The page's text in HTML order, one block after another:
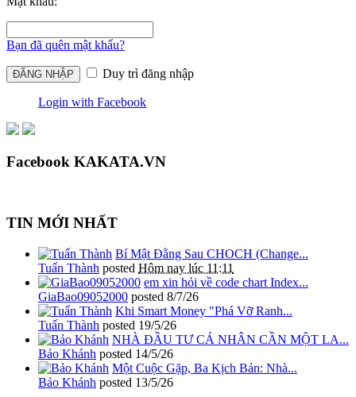
Bạn đã quên mật khẩu?
Duy trì đăng nhập
Login with Facebook
Facebook KAKATA.VN
TIN MỚI NHẤT
Bí Mật Đằng Sau CHOCH (Change...
Tuấn Thành posted Hôm nay lúc 11:11
em xin hỏi về code chart Index...
GiaBao09052000 posted 8/7/26
Khi Smart Money "Phá Vỡ Ranh...
Tuấn Thành posted 19/5/26
NHÀ ĐẦU TƯ CÁ NHÂN CẦN MỘT LA...
Bảo Khánh posted 14/5/26
Một Cuộc Gặp, Ba Kịch Bản: Nhà...
Bảo Khánh posted 13/5/26